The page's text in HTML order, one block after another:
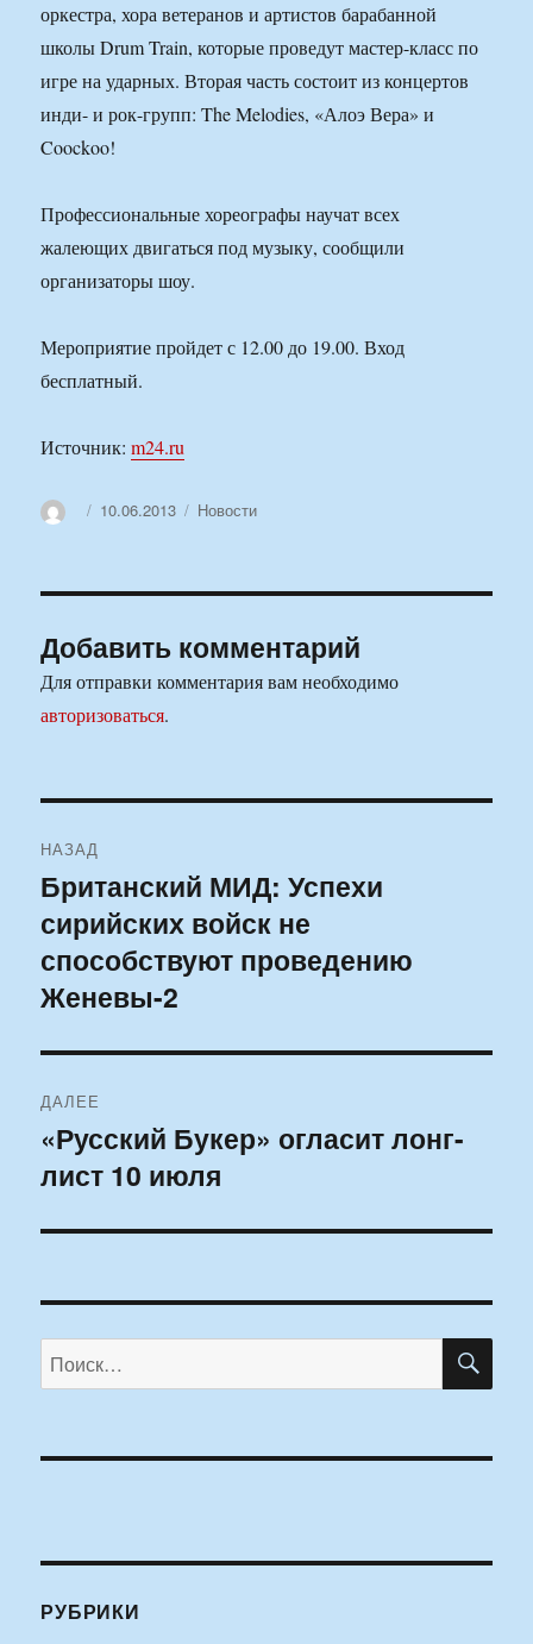
оркестра, хора ветеранов и артистов барабанной
школы Drum Train, которые проведут мастер-класс по
игре на ударных. Вторая часть состоит из концертов
инди- и рок-групп: The Melodies, «Алоэ Вера» и
Coockoo!
Профессиональные хореографы научат всех
жалеющих двигаться под музыку, сообщили
организаторы шоу.
Мероприятие пройдет с 12.00 до 19.00. Вход
бесплатный.
Источник:m24.ru
АвторОпубликовано
10.06.2013 Рубрики
Новости
Добавить комментарий
Для отправки комментария вам необходимо
авторизоваться.
по
записям
НАЗАД
Предыдущая
запись:
Британский МИД: Успехи
сирийских войск не
способствуют проведению
Женевы-2
ДАЛЕЕ
Следующая
запись:
«Русский Букер» огласит лонг-
лист 10 июля
Искать:
РУБРИКИ